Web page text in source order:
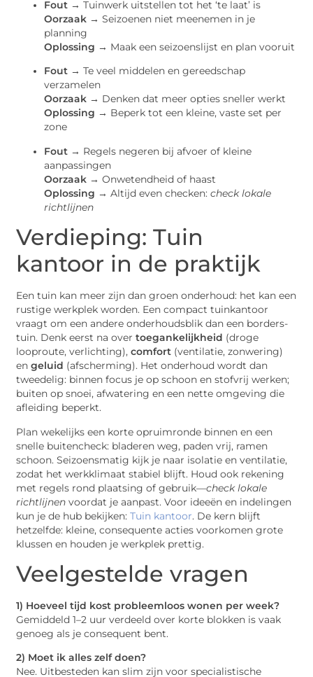
Fout → Tuinwerk uitstellen tot het ‘te laat’ is
Oorzaak → Seizoenen niet meenemen in je
planning
Oplossing → Maak een seizoenslijst en plan vooruit
Fout → Te veel middelen en gereedschap
verzamelen
Oorzaak → Denken dat meer opties sneller werkt
Oplossing → Beperk tot een kleine, vaste set per
zone
Fout → Regels negeren bij afvoer of kleine
aanpassingen
Oorzaak → Onwetendheid of haast
Oplossing → Altijd even checken:check lokale
richtlijnen
Verdieping: Tuin
kantoor in de praktijk
Een tuin kan meer zijn dan groen onderhoud: het kan een
rustige werkplek worden. Een compact tuinkantoor
vraagt om een andere onderhoudsblik dan een borders-
tuin. Denk eerst na overtoegankelijkheid (droge
looproute, verlichting),comfort (ventilatie, zonwering)
engeluid (afscherming). Het onderhoud wordt dan
tweedelig: binnen focus je op schoon en stofvrij werken;
buiten op snoei, afwatering en een nette omgeving die
afleiding beperkt.
Plan wekelijks een korte opruimronde binnen en een
snelle buitencheck: bladeren weg, paden vrij, ramen
schoon. Seizoensmatig kijk je naar isolatie en ventilatie,
zodat het werkklimaat stabiel blijft. Houd ook rekening
met regels rond plaatsing of gebruik—check lokale
richtlijnen voordat je aanpast. Voor ideeën en indelingen
kun je de hub bekijken:Tuin kantoor. De kern blijft
hetzelfde: kleine, consequente acties voorkomen grote
klussen en houden je werkplek prettig.
Veelgestelde vragen
1) Hoeveel tijd kost probleemloos wonen per week?
Gemiddeld 1–2 uur verdeeld over korte blokken is vaak
genoeg als je consequent bent.
2) Moet ik alles zelf doen?
Nee. Uitbesteden kan slim zijn voor specialistische